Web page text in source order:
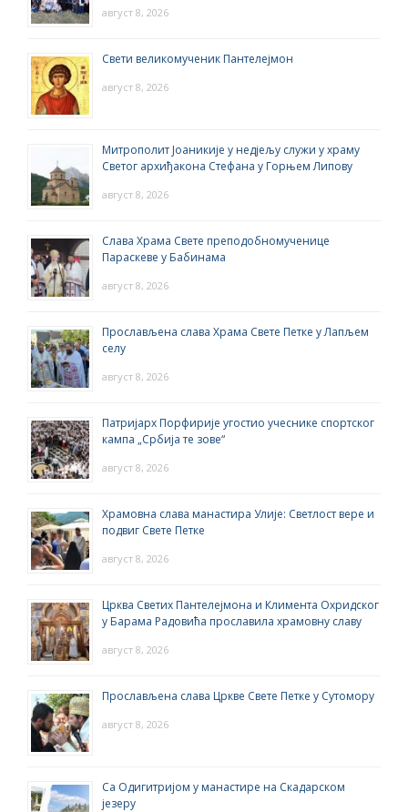
август 8, 2026
Свети великомученик Пантелејмон
август 8, 2026
Митрополит Јоаникије у недјељу служи у храму
Светог архиђакона Стефана у Горњем Липову
август 8, 2026
Слава Храма Свете преподобномученице
Параскеве у Бабинама
август 8, 2026
Прослављена слава Храма Свете Петке у Лапљем
селу
август 8, 2026
Патријарх Порфирије угостио учеснике спортског
кампа „Србија те зове“
август 8, 2026
Храмовна слава манастира Улије: Светлост вере и
подвиг Свете Петке
август 8, 2026
Црква Светих Пантелејмона и Климента Охридског
у Барама Радовића прославила храмовну славу
август 8, 2026
Прослављена слава Цркве Свете Петке у Сутомору
август 8, 2026
Са Одигитријом у манастире на Скадарском
језеру